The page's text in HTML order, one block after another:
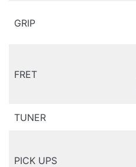
GRIP
FRET
TUNER
PICK UPS